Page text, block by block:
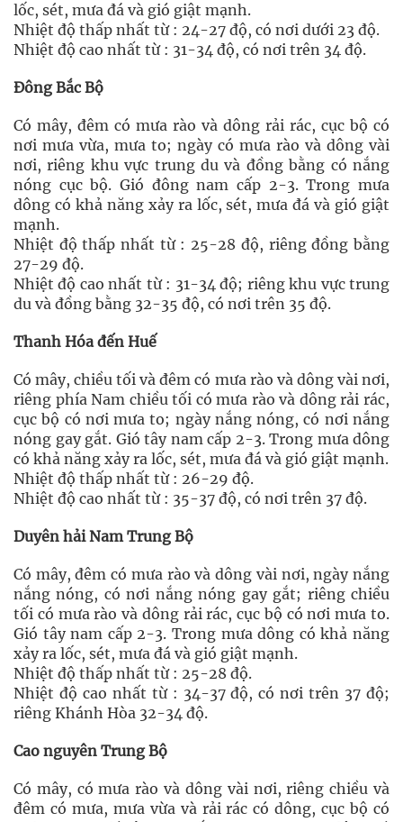
lốc, sét, mưa đá và gió giật mạnh.
Nhiệt độ thấp nhất từ : 24-27 độ, có nơi dưới 23 độ.
Nhiệt độ cao nhất từ : 31-34 độ, có nơi trên 34 độ.
Đông Bắc Bộ
Có mây, đêm có mưa rào và dông rải rác, cục bộ có
nơi mưa vừa, mưa to; ngày có mưa rào và dông vài
nơi, riêng khu vực trung du và đồng bằng có nắng
nóng cục bộ. Gió đông nam cấp 2-3. Trong mưa
dông có khả năng xảy ra lốc, sét, mưa đá và gió giật
mạnh.
Nhiệt độ thấp nhất từ : 25-28 độ, riêng đồng bằng
27-29 độ.
Nhiệt độ cao nhất từ : 31-34 độ; riêng khu vực trung
du và đồng bằng 32-35 độ, có nơi trên 35 độ.
Thanh Hóa đến Huế
Có mây, chiều tối và đêm có mưa rào và dông vài nơi,
riêng phía Nam chiều tối có mưa rào và dông rải rác,
cục bộ có nơi mưa to; ngày nắng nóng, có nơi nắng
nóng gay gắt. Gió tây nam cấp 2-3. Trong mưa dông
có khả năng xảy ra lốc, sét, mưa đá và gió giật mạnh.
Nhiệt độ thấp nhất từ : 26-29 độ.
Nhiệt độ cao nhất từ : 35-37 độ, có nơi trên 37 độ.
Duyên hải Nam Trung Bộ
Có mây, đêm có mưa rào và dông vài nơi, ngày nắng
nắng nóng, có nơi nắng nóng gay gắt; riêng chiều
tối có mưa rào và dông rải rác, cục bộ có nơi mưa to.
Gió tây nam cấp 2-3. Trong mưa dông có khả năng
xảy ra lốc, sét, mưa đá và gió giật mạnh.
Nhiệt độ thấp nhất từ : 25-28 độ.
Nhiệt độ cao nhất từ : 34-37 độ, có nơi trên 37 độ;
riêng Khánh Hòa 32-34 độ.
Cao nguyên Trung Bộ
Có mây, có mưa rào và dông vài nơi, riêng chiều và
đêm có mưa, mưa vừa và rải rác có dông, cục bộ có